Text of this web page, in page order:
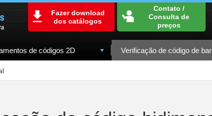
Fazer download
dos catálogos
Contato /
Consulta de
preços
de códigos 2D Verificação de código de